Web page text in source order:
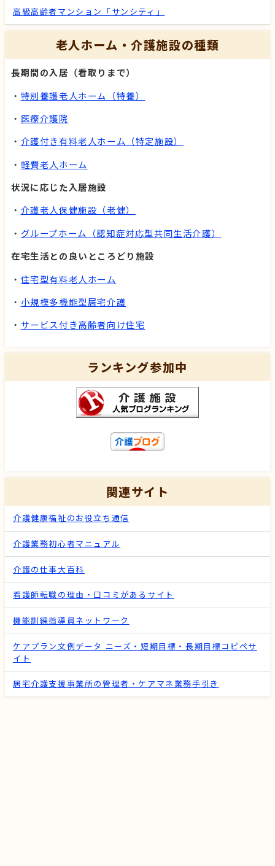
高級高齢者マンション「サンシティ」
老人ホーム・介護施設の種類
長期間の入居（看取りまで）
・ 特別養護老人ホーム（特養）
・ 医療介護院
・ 介護付き有料老人ホーム（特定施設）
・ 軽費老人ホーム
状況に応じた入居施設
・ 介護老人保健施設（老健）
・ グループホーム（認知症対応型共同生活介護）
在宅生活との良いところどり施設
・ 住宅型有料老人ホーム
・ 小規模多機能型居宅介護
・ サービス付き高齢者向け住宅
ランキング参加中
関連サイト
介護健康福祉のお役立ち通信
介護業務初心者マニュアル
介護の仕事大百科
看護師転職の理由・口コミがあるサイト
機能訓練指導員ネットワーク
ケアプラン文例データ ニーズ・短期目標・長期目標コピペサ
イト
居宅介護支援事業所の管理者・ケアマネ業務手引き